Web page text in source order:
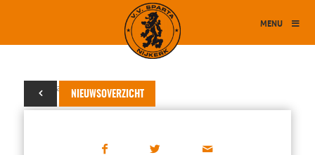
MENU
NIEUWSOVERZICHT
30 januari 2023